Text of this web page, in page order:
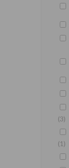
(3)
(1)